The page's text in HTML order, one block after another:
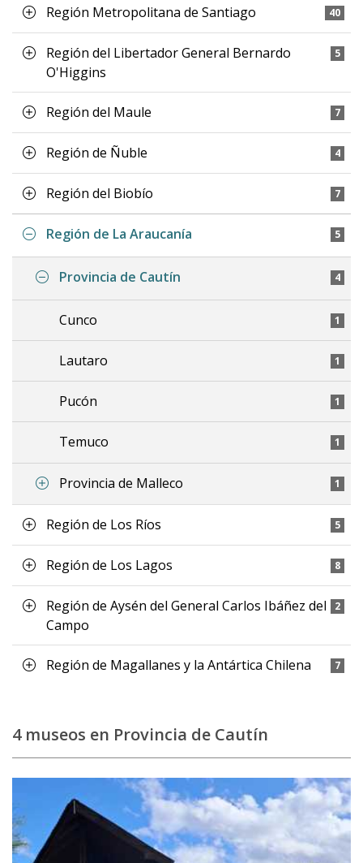
Región Metropolitana de Santiago 40
Región del Libertador General Bernardo
O'Higgins
5
Región del Maule 7
Región de Ñuble 4
Región del Biobío 7
Región de La Araucanía 5
Provincia de Cautín 4
Cunco 1
Lautaro 1
Pucón 1
Temuco 1
Provincia de Malleco 1
Región de Los Ríos 5
Región de Los Lagos 8
Región de Aysén del General Carlos Ibáñez del
Campo
2
Región de Magallanes y la Antártica Chilena 7
4 museos en Provincia de Cautín